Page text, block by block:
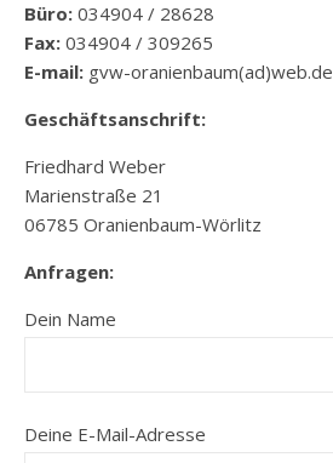
Büro: 034904 / 28628
Fax: 034904 / 309265
E-mail: gvw-oranienbaum(ad)web.de
Geschäftsanschrift:
Friedhard Weber
Marienstraße 21
06785 Oranienbaum-Wörlitz
Anfragen:
Dein Name
Deine E-Mail-Adresse